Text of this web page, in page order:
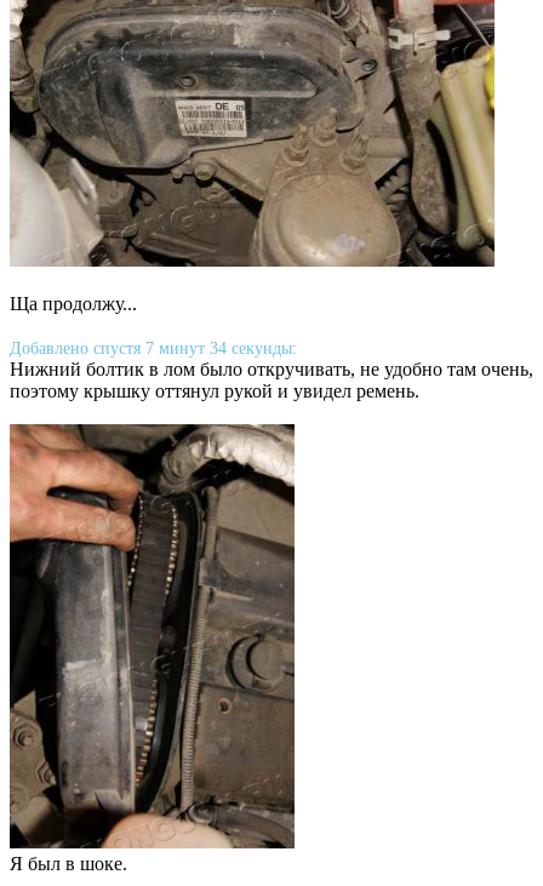
Ща продолжу...
Добавлено спустя 7 минут 34 секунды:
Нижний болтик в лом было откручивать, не удобно там очень,
поэтому крышку оттянул рукой и увидел ремень.
Я был в шоке.